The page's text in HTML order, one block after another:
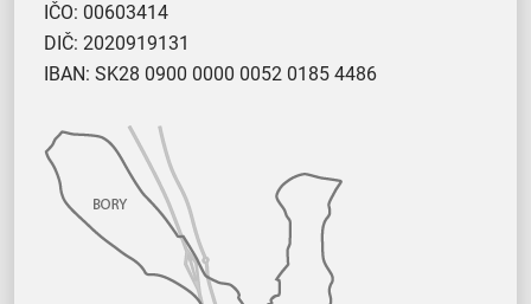
IČO: 00603414
DIČ: 2020919131
IBAN: SK28 0900 0000 0052 0185 4486